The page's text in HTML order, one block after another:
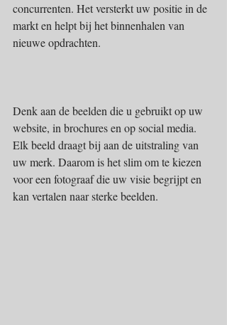
concurrenten. Het versterkt uw positie in de
markt en helpt bij het binnenhalen van
nieuwe opdrachten.
Denk aan de beelden die u gebruikt op uw
website, in brochures en op social media.
Elk beeld draagt bij aan de uitstraling van
uw merk. Daarom is het slim om te kiezen
voor een fotograaf die uw visie begrijpt en
kan vertalen naar sterke beelden.